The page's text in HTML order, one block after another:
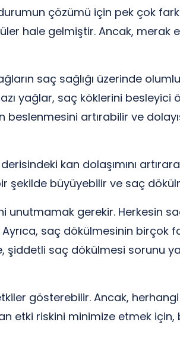
çözümü için pek çok
hale gelmiştir. Ancak, merak
saç sağlığı üzerinde
yağlar, saç köklerini besleyici
artırabilir ve
kan dolaşımını
şekilde büyüyebilir ve saç
gerekir. Herkesin saç
saç dökülmesinin birçok
şiddetli saç dökülmesi sorunu
gösterebilir. Ancak,
etki riskini minimize etmek için,